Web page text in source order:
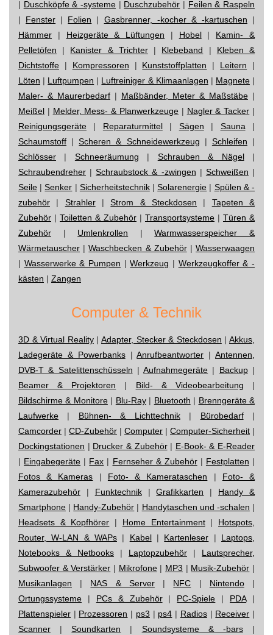
| Duschköpfe & -systeme | Duschzubehör | Feilen & Raspeln
| Fenster | Folien | Gasbrenner, -kocher & -kartuschen |
Hämmer | Heizgeräte & Lüftungen | Hobel| Kamin- &
Pelletöfen | Kanister & Trichter| Klebeband | Kleben &
Dichtstoffe | Kompressoren | Kunststoffplatten | Leitern |
Löten | Luftpumpen | Luftreiniger & Klimaanlagen | Magnete|
Maler- & Maurerbedarf | Maßbänder, Meter & Maßstäbe |
Meißel | Melder, Mess- & Planwerkzeuge | Nagler & Tacker |
Reinigungsgeräte | Reparaturmittel| Sägen | Sauna |
Schaumstoff |Scheren & Schneidewerkzeug | Schleifen |
Schlösser | Schneeräumung | Schrauben & Nägel|
Schraubendreher |Schraubstock & -zwingen | Schweißen |
Seile |Senker | Sicherheitstechnik|Solarenergie | Spülen & -
zubehör | Strahler|Strom & Steckdosen | Tapeten &
Zubehör | Toiletten & Zubehör | Transportsysteme | Türen &
Zubehör | Umlenkrollen |Warmwasserspeicher &
Wärmetauscher |Waschbecken & Zubehör|Wasserwaagen
| Wasserwerke & Pumpen |Werkzeug | Werkzeugkoffer & -
kästen | Zangen
Computer & Technik
3D & Virtual Reality|Adapter, Stecker & Steckdosen |Akkus,
Ladegeräte & Powerbanks|Anrufbeantworter |Antennen,
DVB-T & Satelittenschüsseln |Aufnahmegeräte | Backup|
Beamer & Projektoren | Bild- & Videobearbeitung |
Bildschirme & Monitore| Blu-Ray| Bluetooth | Brenngeräte &
Laufwerke | Bühnen- & Lichttechnik| Bürobedarf|
Camcorder | CD-Zubehör | Computer | Computer-Sicherheit |
Dockingstationen | Drucker & Zubehör| E-Book- & E-Reader
| Eingabegeräte | Fax | Fernseher & Zubehör| Festplatten |
Fotos & Kameras | Foto- & Kamerataschen | Foto- &
Kamerazubehör | Funktechnik|Grafikkarten | Handy &
Smartphone | Handy-Zubehör | Handytaschen und -schalen |
Headsets & Kopfhörer | Home Entertainment| Hotspots,
Router, W-LAN & WAPs | Kabel| Kartenleser | Laptops,
Notebooks & Netbooks | Laptopzubehör | Lautsprecher,
Subwoofer & Verstärker | Mikrofone| MP3 | Musik-Zubehör |
Musikanlagen | NAS & Server| NFC | Nintendo|
Ortungssysteme | PCs & Zubehör| PC-Spiele | PDA|
Plattenspieler | Prozessoren | ps3 | ps4 | Radios| Receiver |
Scanner |Soundkarten | Soundsysteme & -bars|